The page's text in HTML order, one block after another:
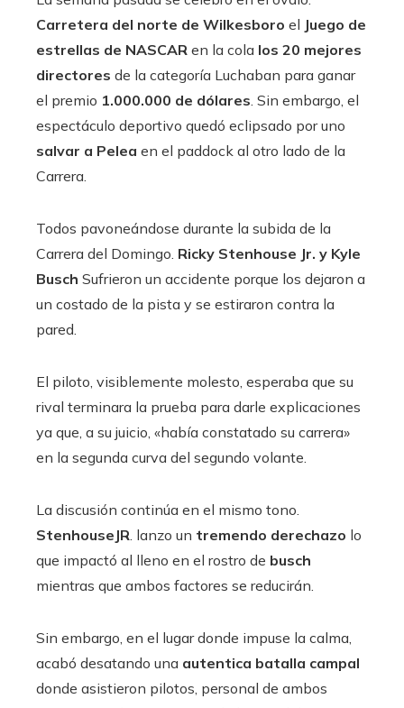
Carretera del norte de Wilkesboro el Juego de
estrellas de NASCAR en la cola los 20 mejores
directores de la categoría Luchaban para ganar
el premio 1.000.000 de dólares. Sin embargo, el
espectáculo deportivo quedó eclipsado por uno
salvar a Pelea en el paddock al otro lado de la
Carrera.
Todos pavoneándose durante la subida de la
Carrera del Domingo. Ricky Stenhouse Jr. y Kyle
Busch Sufrieron un accidente porque los dejaron a
un costado de la pista y se estiraron contra la
pared.
El piloto, visiblemente molesto, esperaba que su
rival terminara la prueba para darle explicaciones
ya que, a su juicio, «había constatado su carrera»
en la segunda curva del segundo volante.
La discusión continúa en el mismo tono.
StenhouseJR. lanzo un tremendo derechazo lo
que impactó al lleno en el rostro de busch
mientras que ambos factores se reducirán.
Sin embargo, en el lugar donde impuse la calma,
acabó desatando una autentica batalla campal
donde asistieron pilotos, personal de ambos